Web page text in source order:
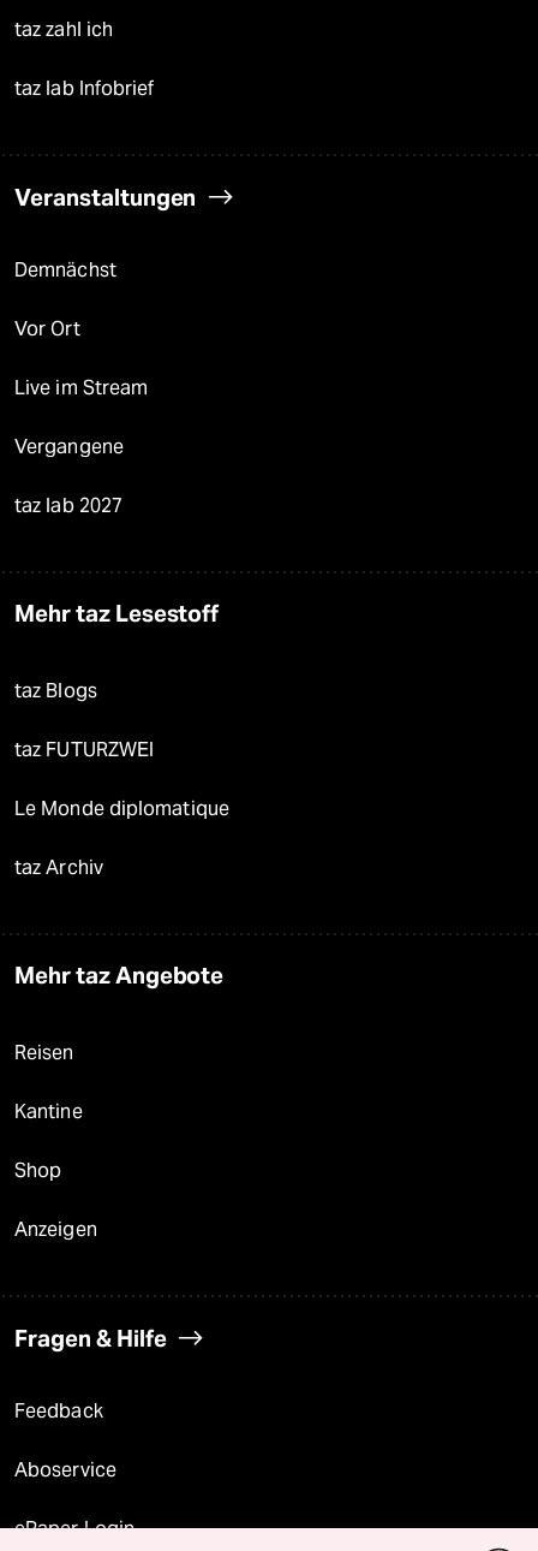
taz zahl ich
taz lab Infobrief
Veranstaltungen
Demnächst
Vor Ort
Live im Stream
Vergangene
taz lab 2027
Mehr taz Lesestoff
taz Blogs
taz FUTURZWEI
Le Monde diplomatique
taz Archiv
Mehr taz Angebote
Reisen
Kantine
Shop
Anzeigen
Fragen & Hilfe
Feedback
Aboservice
ePaper Login